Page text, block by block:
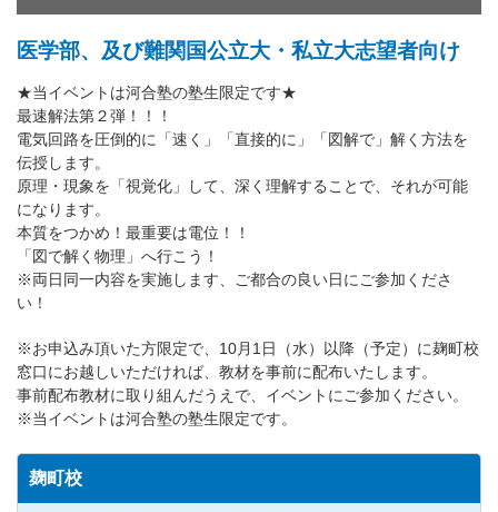
医学部、及び難関国公立大・私立大志望者向け
★当イベントは河合塾の塾生限定です★
最速解法第２弾！！！
電気回路を圧倒的に「速く」「直接的に」「図解で」解く方法を
伝授します。
原理・現象を「視覚化」して、深く理解することで、それが可能
になります。
本質をつかめ！最重要は電位！！
「図で解く物理」へ行こう！
※両日同一内容を実施します、ご都合の良い日にご参加くださ
い！
※お申込み頂いた方限定で、10月1日（水）以降（予定）に麹町校
窓口にお越しいただければ、教材を事前に配布いたします。
事前配布教材に取り組んだうえで、イベントにご参加ください。
※当イベントは河合塾の塾生限定です。
麹町校